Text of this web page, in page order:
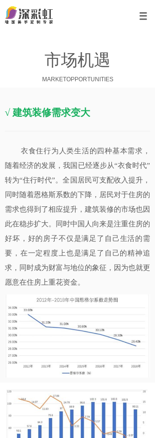
市场机遇
MARKETOPPORTUNITIES
衣食住行为人类生活的四种基本需求，
随着经济的发展，我国已经逐步从“衣食时代”
转为“住行时代”。全国居民可支配收入提升，
同时随着恩格斯系数的下降，居民对于住房的
需求也得到了相应提升，建筑装修的市场也因
此在稳步扩大。同时中国人向来是注重住房的
好坏，好的房子不仅是满足了自己生活的需
要，在一定程度上也是满足了自己的精神追
求，同时成为财富与地位的象征，因为也就更
愿意在住房上重花资金。
√ 建筑装修需求变大